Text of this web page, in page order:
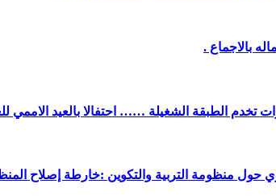
بالاجماع .
تخدم الطبقة الشغيلة …… احتفالا بالعيد الاممي
حول منظومة التربية والتكوين :خارطة إصلاح